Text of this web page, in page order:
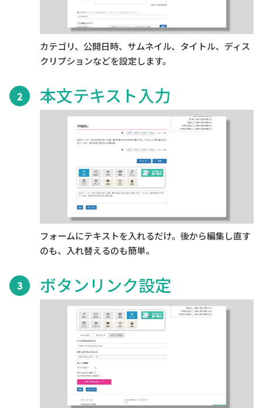
カテゴリ、公開日時、サムネイル、タイトル、ディス
クリプションなどを設定します。
2 本文テキスト入力
フォームにテキストを入れるだけ。後から編集し直す
のも、入れ替えるのも簡単。
3 ボタンリンク設定